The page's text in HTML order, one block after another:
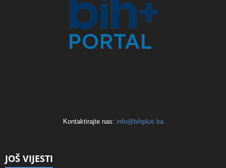
Kontaktirajte nas: info@bihplus.ba
JOŠ VIJESTI